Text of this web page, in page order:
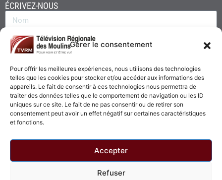
Gérer le consentement
Pour offrir les meilleures expériences, nous utilisons des technologies
telles que les cookies pour stocker et/ou accéder aux informations des
appareils. Le fait de consentir à ces technologies nous permettra de
traiter des données telles que le comportement de navigation ou les ID
uniques sur ce site. Le fait de ne pas consentir ou de retirer son
consentement peut avoir un effet négatif sur certaines caractéristiques
et fonctions.
Accepter
Refuser
ÉCRIVEZ-NOUS